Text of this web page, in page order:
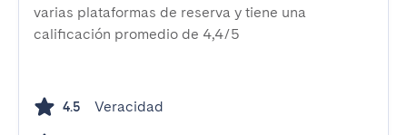
varias plataformas de reserva y tiene una
calificación promedio de 4,4/5
4.5 Veracidad